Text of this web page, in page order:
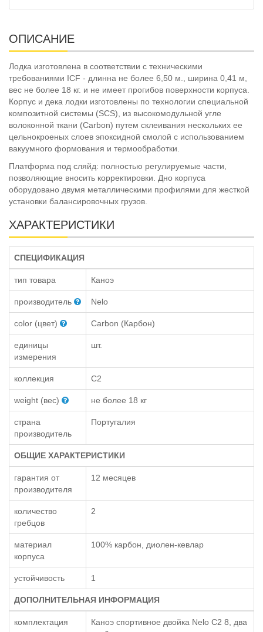
ОПИСАНИЕ
Лодка изготовлена в соответствии с техническими
требованиями ICF - длинна не более 6,50 м., ширина 0,41 м,
вес не более 18 кг. и не имеет прогибов поверхности корпуса.
Корпус и дека лодки изготовлены по технологии специальной
композитной системы (SCS), из высокомодульной угле
волоконной ткани (Carbon) путем склеивания нескольких ее
цельнокроеных слоев эпоксидной смолой с использованием
вакуумного формования и термообработки.
Платформа под сляйд: полностью регулируемые части,
позволяющие вносить корректировки. Дно корпуса
оборудовано двумя металлическими профилями для жесткой
установки балансировочных грузов.
ХАРАКТЕРИСТИКИ
СПЕЦИФИКАЦИЯ
тип товара Каноэ
производитель Nelo
color (цвет) Carbon (Карбон)
единицы
измерения
шт.
коллекция C2
weight (вес) не более 18 кг
страна
производитель
Португалия
ОБЩИЕ ХАРАКТЕРИСТИКИ
гарантия от
производителя
12 месяцев
количество
гребцов
2
материал
корпуса
100% карбон, диолен-кевлар
устойчивость 1
ДОПОЛНИТЕЛЬНАЯ ИНФОРМАЦИЯ
комплектация
Каноэ спортивное двойка Nelo C2 8, два